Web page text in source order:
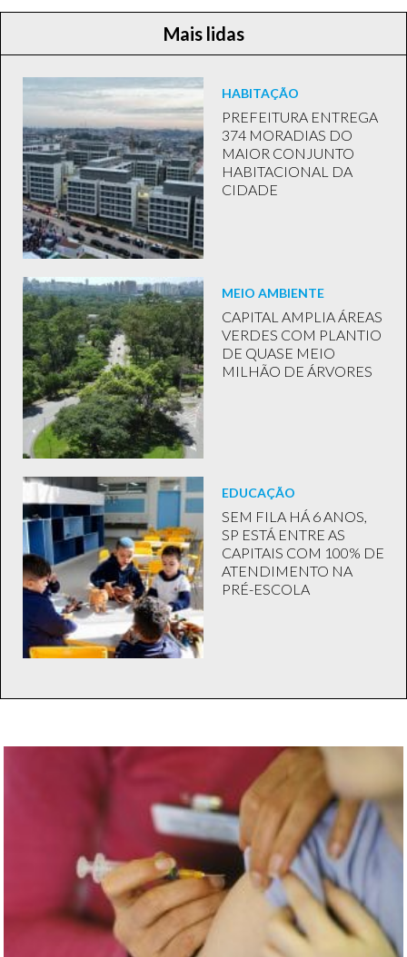
Mais lidas
HABITAÇÃO
PREFEITURA ENTREGA
374 MORADIAS DO
MAIOR CONJUNTO
HABITACIONAL DA
CIDADE
MEIO AMBIENTE
CAPITAL AMPLIA ÁREAS
VERDES COM PLANTIO
DE QUASE MEIO
MILHÃO DE ÁRVORES
EDUCAÇÃO
SEM FILA HÁ 6 ANOS,
SP ESTÁ ENTRE AS
CAPITAIS COM 100% DE
ATENDIMENTO NA
PRÉ-ESCOLA